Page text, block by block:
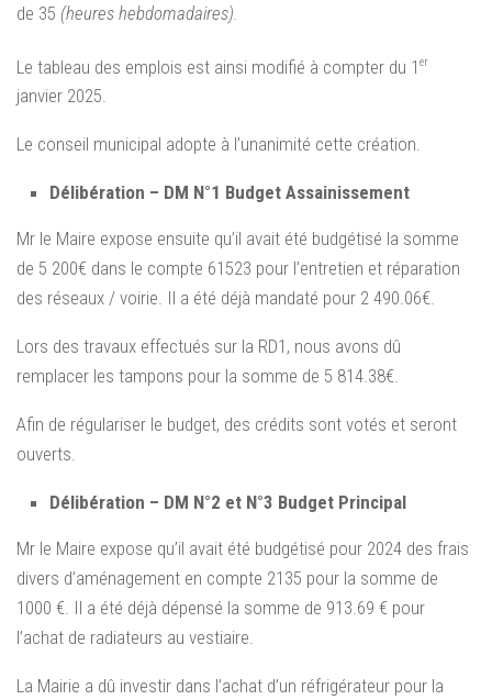
de 35 (heures hebdomadaires).
Le tableau des emplois est ainsi modifié à compter du 1 er
janvier 2025.
Le conseil municipal adopte à l’unanimité cette création.
Délibération – DM N°1 Budget Assainissement
Mr le Maire expose ensuite qu’il avait été budgétisé la somme
de 5 200€ dans le compte 61523 pour l’entretien et réparation
des réseaux / voirie. Il a été déjà mandaté pour 2 490.06€.
Lors des travaux effectués sur la RD1, nous avons dû
remplacer les tampons pour la somme de 5 814.38€.
Afin de régulariser le budget, des crédits sont votés et seront
ouverts.
Délibération – DM N°2 et N°3 Budget Principal
Mr le Maire expose qu’il avait été budgétisé pour 2024 des frais
divers d’aménagement en compte 2135 pour la somme de
1000 €. Il a été déjà dépensé la somme de 913.69 € pour
l’achat de radiateurs au vestiaire.
La Mairie a dû investir dans l’achat d’un réfrigérateur pour la